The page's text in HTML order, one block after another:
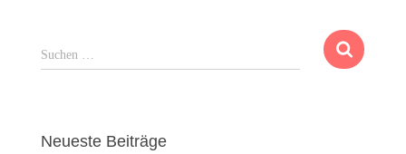
S
u
n
Suchen …
Neueste Beiträge